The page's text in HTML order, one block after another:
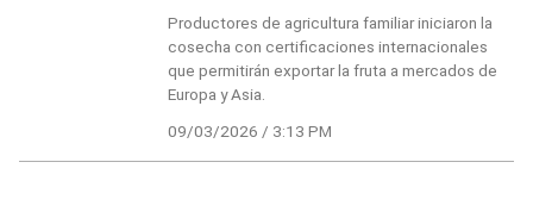
Productores de agricultura familiar iniciaron la
cosecha con certificaciones internacionales
que permitirán exportar la fruta a mercados de
Europa y Asia.
09/03/2026 / 3:13 PM